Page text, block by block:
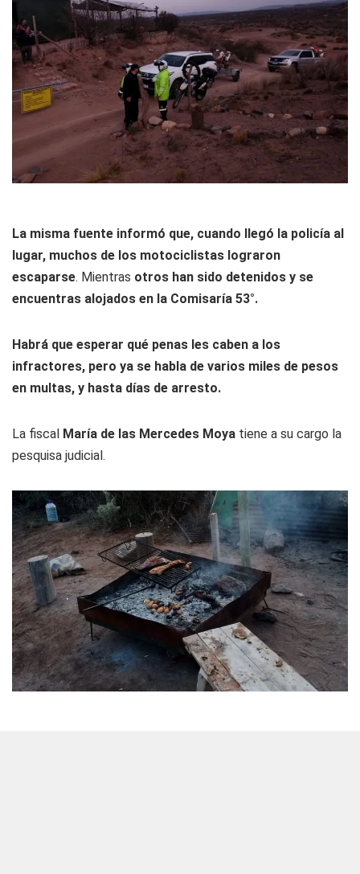
La misma fuente informó que, cuando llegó la policía al
lugar, muchos de los motociclistas lograron
escaparse. Mientras otros han sido detenidos y se
encuentras alojados en la Comisaría 53°.
Habrá que esperar qué penas les caben a los
infractores, pero ya se habla de varios miles de pesos
en multas, y hasta días de arresto.
La fiscal María de las Mercedes Moya tiene a su cargo la
pesquisa judicial.